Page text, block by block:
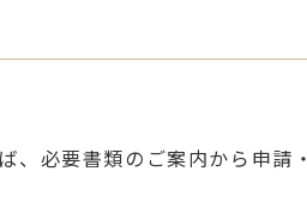
、必要書類のご案内から申請